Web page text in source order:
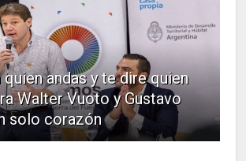
quien andas y te dire quien
Walter Vuoto y Gustavo
solo corazón